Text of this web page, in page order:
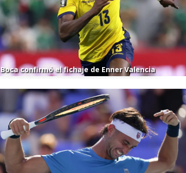
Boca confirmó el fichaje de Enner Valencia